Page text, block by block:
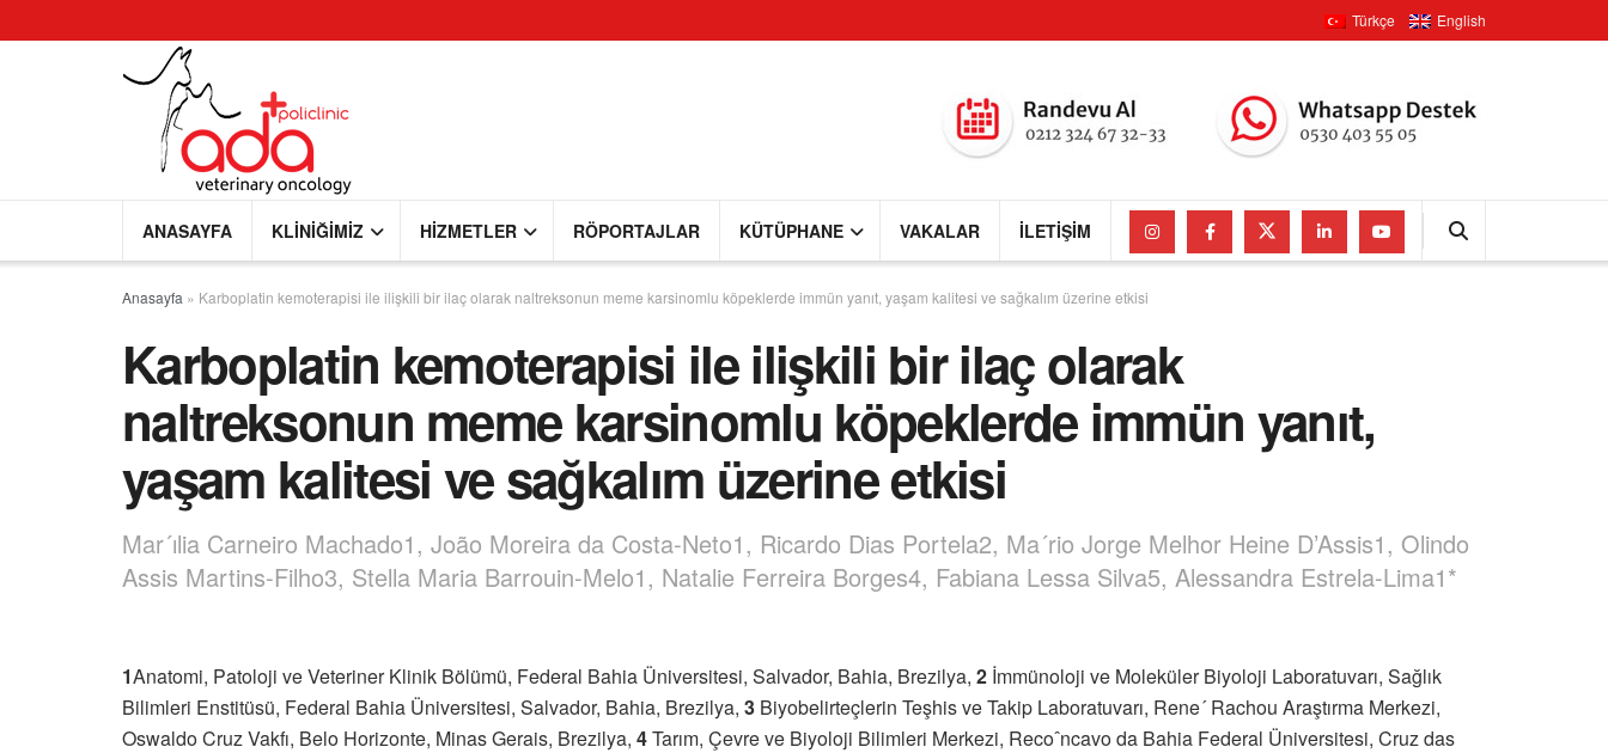
Türkçe English
ANASAYFA KLINIĞIMIZ HIZMETLER RÖPORTAJLAR KÜTÜPHANE VAKALAR İLETIŞIM
Anasayfa » Karboplatin kemoterapisi ile ilişkili bir ilaç olarak naltreksonun meme karsinomlu köpeklerde immün yanıt, yaşam kalitesi ve sağkalım üzerine etkisi
Karboplatin kemoterapisi ile ilişkili bir ilaç olarak
naltreksonun meme karsinomlu köpeklerde immün yanıt,
yaşam kalitesi ve sağkalım üzerine etkisi
Mar´ılia Carneiro Machado1, João Moreira da Costa-Neto1, Ricardo Dias Portela2, Ma´rio Jorge Melhor Heine D’Assis1, Olindo
Assis Martins-Filho3, Stella Maria Barrouin-Melo1, Natalie Ferreira Borges4, Fabiana Lessa Silva5, Alessandra Estrela-Lima1*
1Anatomi, Patoloji ve Veteriner Klinik Bölümü, Federal Bahia Üniversitesi, Salvador, Bahia, Brezilya, 2 İmmünoloji ve Moleküler Biyoloji Laboratuvarı, Sağlık
Bilimleri Enstitüsü, Federal Bahia Üniversitesi, Salvador, Bahia, Brezilya, 3 Biyobelirteçlerin Teşhis ve Takip Laboratuvarı, Rene´ Rachou Araştırma Merkezi,
Oswaldo Cruz Vakfı, Belo Horizonte, Minas Gerais, Brezilya, 4Tarım, Çevre ve Biyoloji Bilimleri Merkezi, Recoˆncavo da Bahia Federal Üniversitesi, Cruz das